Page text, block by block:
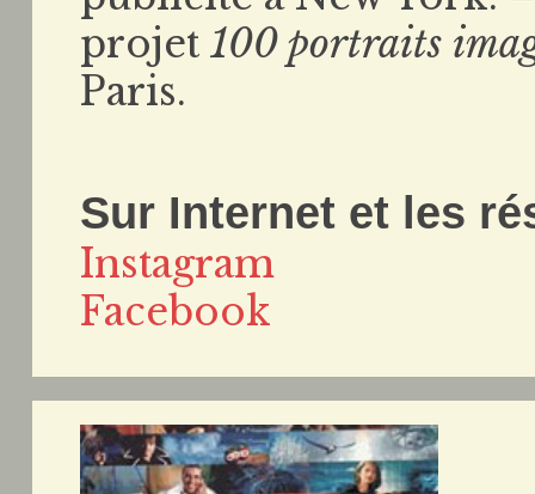
projet100 portraits
Paris.
Sur Internet et les
Instagram
Facebook